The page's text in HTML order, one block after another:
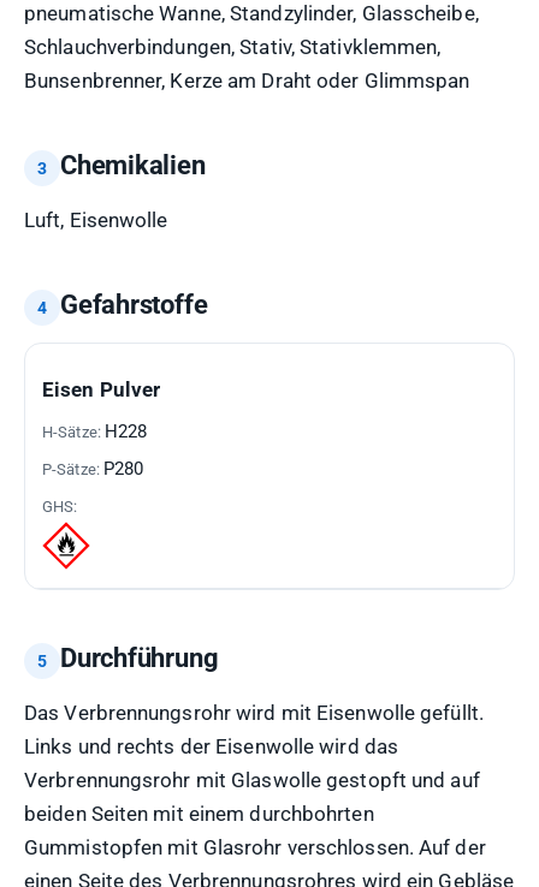
pneumatische Wanne, Standzylinder, Glasscheibe,
Schlauchverbindungen, Stativ, Stativklemmen,
Bunsenbrenner, Kerze am Draht oder Glimmspan
Chemikalien
Luft, Eisenwolle
Gefahrstoffe
GEFAHRSTOFF
Eisen Pulver
H228
P280
Durchführung
Das Verbrennungsrohr wird mit Eisenwolle gefüllt.
Links und rechts der Eisenwolle wird das
Verbrennungsrohr mit Glaswolle gestopft und auf
beiden Seiten mit einem durchbohrten
Gummistopfen mit Glasrohr verschlossen. Auf der
einen Seite des Verbrennungsrohres wird ein Gebläse